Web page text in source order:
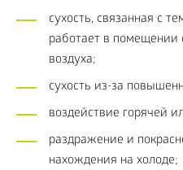
сухость, связанная с
работает в помещении
воздуха;
сухость из-за
воздействие горячей
раздражение и
нахождения на холоде;